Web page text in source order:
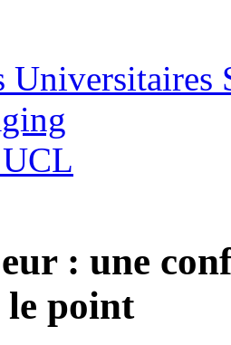
Universitaires
: une
point